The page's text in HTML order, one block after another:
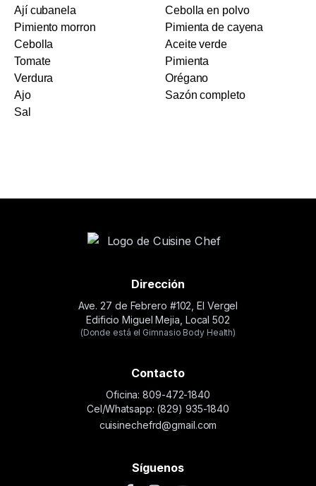
Ají cubanela
Pimiento morron
Cebolla
Tomate
Verdura
Ajo
Sal
Cebolla en polvo
Pimienta de cayena
Aceite verde
Pimienta
Orégano
Sazón completo
Dirección
Ave. 27 de Febrero #102, El Vergel
Edificio Miguel Mejia, Local 502
(Donde está el Gimnasio Body Health)
Contacto
Oficina: 809-472-1840
Cel/Whatsapp: (829) 935-1840
cuisinechefrd@gmail.com
Síguenos